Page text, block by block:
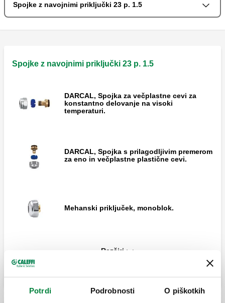
Potrdi Podrobnosti O piškotkih
Spojke z navojnimi priključki 23 p. 1.5
Spojke z navojnimi priključki 23 p. 1.5
DARCAL, Spojka za večplastne cevi za
konstantno delovanje na visoki
temperaturi.
DARCAL, Spojka s prilagodljivim premerom
za eno in večplastne plastične cevi.
Mehanski priključek, monoblok.
Razširi